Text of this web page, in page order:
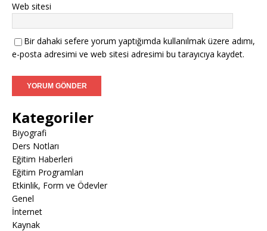
Web sitesi
Bir dahaki sefere yorum yaptığımda kullanılmak üzere adımı,
e-posta adresimi ve web sitesi adresimi bu tarayıcıya kaydet.
Kategoriler
Biyografi
Ders Notları
Eğitim Haberleri
Eğitim Programları
Etkinlik, Form ve Ödevler
Genel
İnternet
Kaynak